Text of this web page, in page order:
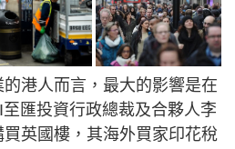
港人而言，最大的影響是在
匯投資行政總裁及合夥人李
英國樓，其海外買家印花稅